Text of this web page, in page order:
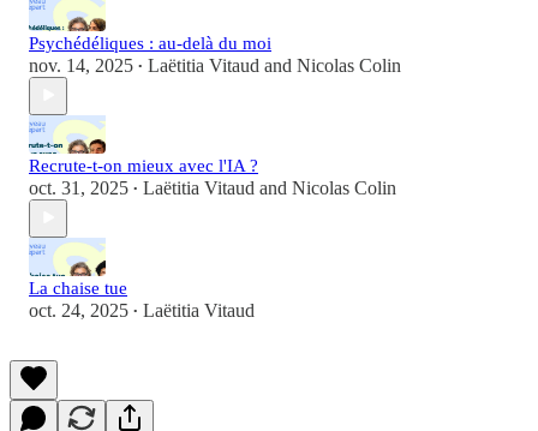
Psychédéliques : au-delà du moi
nov. 14, 2025 • Laëtitia Vitaud and Nicolas Colin
Recrute-t-on mieux avec l'IA ?
oct. 31, 2025 • Laëtitia Vitaud and Nicolas Colin
La chaise tue
oct. 24, 2025 • Laëtitia Vitaud